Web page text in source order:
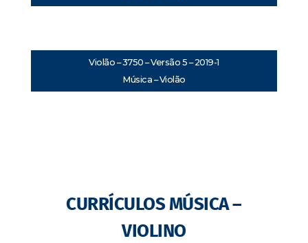
Violão – 3750 – Versão 5 – 2019-1
Música – Violão
CURRÍCULOS MÚSICA –
VIOLINO